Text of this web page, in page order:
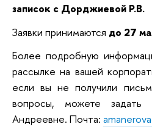
записок с Дорджиевой Р.В.
Заявки принимаются до 27
Более подробную
рассылке на вашей
если вы не получили
вопросы, можете
Андреевне. Почта: